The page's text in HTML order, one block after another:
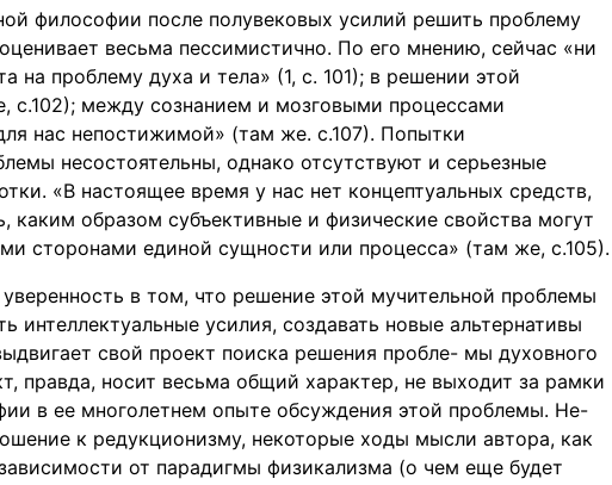
философии после полувековых усилий решить проблему
весьма пессимистично. По его мнению, сейчас «ни
на проблему духа и тела» (1, с. 101); в решении этой
с.102); между сознанием и мозговыми процессами
нас непостижимой» (там же. с.107). Попытки
несостоятельны, однако отсутствуют и серьезные
«В настоящее время у нас нет концептуальных средств,
каким образом субъективные и физические свойства могут
сторонами единой сущности или процесса» (там же, с.105).
в том, что решение этой мучительной проблемы
интеллектуальные усилия, создавать новые альтернативы
свой проект поиска решения пробле- мы духовного
правда, носит весьма общий характер, не выходит за рамки
в ее многолетнем опыте обсуждения этой проблемы. Не-
к редукционизму, некоторые ходы мысли автора, как
от парадигмы физикализма (о чем еще будет